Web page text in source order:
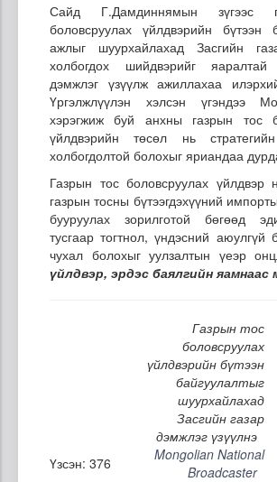
Сайд Г.Дамдиннямын зүгээс
боловсруулах үйлдвэрийн бүтээн
ажлыг шуурхайлахад Засгийн
холбогдох шийдвэрийг яаралтай
дэмжлэг үзүүлж ажиллахаа
Үргэлжлүүлэн хэлсэн үгэндээ
хэрэгжиж буй анхны газрын тос
үйлдвэрийн төсөл нь
холбогдолтой болохыг яриандаа
Газрын тос боловсруулах үйлдвэр
газрын тосны бүтээгдэхүүний
бууруулах зорилготой бөгөөд
тусгаар тогтнол, үндэсний
чухал болохыг уулзалтын үеэр
үйлдвэр, эрдэс баялгийн яамнаас
Газрын тос
боловсруулах
үйлдвэрийн бүтээн
байгуулалтыг
шуурхайлахад
Засгийн газар
дэмжлэг үзүүлнэ
Үзсэн: 376
Mongolian National
Broadcaster